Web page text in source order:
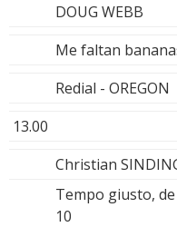
DOUG WEBB
Me faltan
Redial - OREGON
13.00
Christian
Tempo giusto,
10